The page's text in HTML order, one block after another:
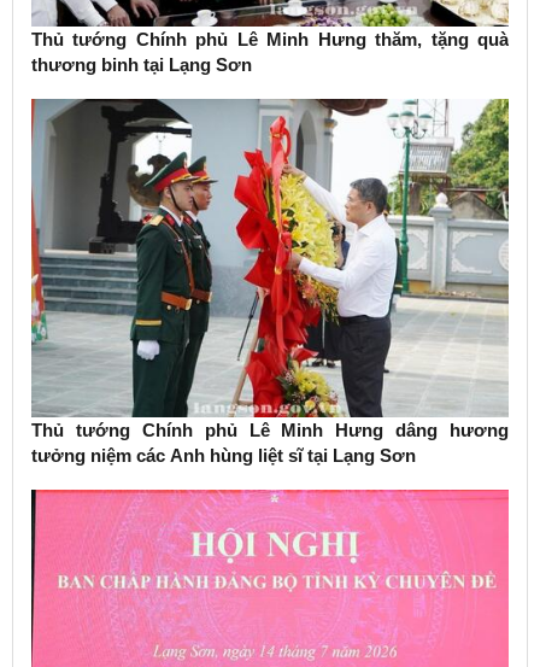
Thủ tướng Chính phủ Lê Minh Hưng thăm, tặng quà
thương binh tại Lạng Sơn
Thủ tướng Chính phủ Lê Minh Hưng dâng hương
tưởng niệm các Anh hùng liệt sĩ tại Lạng Sơn